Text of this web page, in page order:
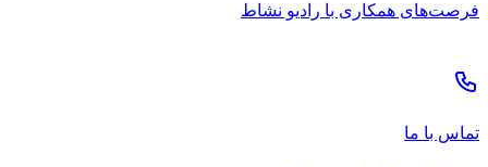
فرصت‌های همکاری با رادیو نشاط
تماس با ما